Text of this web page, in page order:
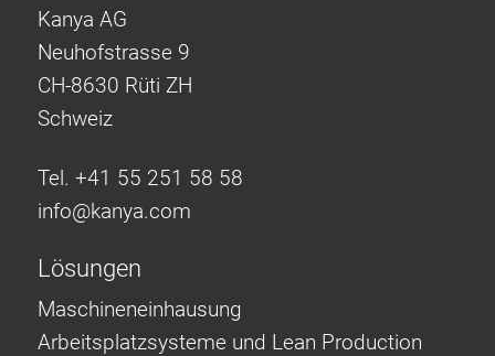
Kanya AG
Neuhofstrasse 9
CH-8630 Rüti ZH
Schweiz
Tel. +41 55 251 58 58
info@kanya.com
Lösungen
Maschineneinhausung
Arbeitsplatzsysteme und Lean Production